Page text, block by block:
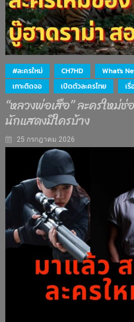
#ละครใหม่ CH7HD What's
เกาะติดจอ
เปิดตัวละครไทย เ
“หลวงพ่อเสือ” ละครใหม่
นักแสดงมีใครบ้าง
25 กรกฎาคม 2026